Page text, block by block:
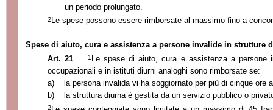
un periodo prolungato.
2Le spese possono essere rimborsate al massimo fino a
Spese di aiuto, cura e assistenza a persone invalide in strutture
Art. 21
1 Le spese di aiuto, cura e assistenza a persone
occupazionali e in istituti diurni analoghi sono rimborsate se:
a)
la persona invalida vi ha soggiornato per più di cinque ore
b)
la struttura diurna è gestita da un servizio pubblico o
2